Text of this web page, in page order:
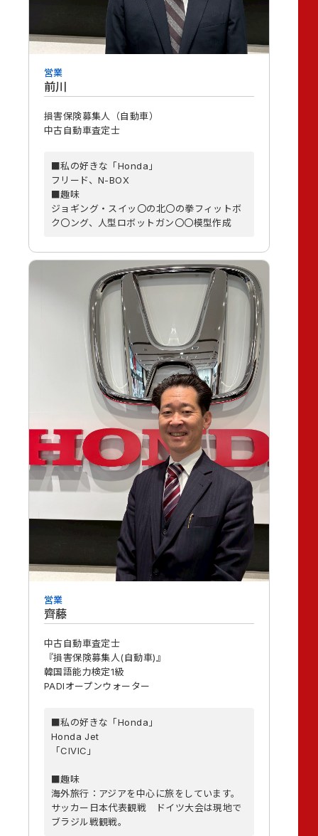
営業
前川
損害保険募集人（自動車）
中古自動車査定士
■私の好きな「Honda」
フリード、N-BOX
■趣味
ジョギング・スイッ〇の北〇の拳フィットボ
ク〇ング、人型ロボットガン〇〇模型作成
営業
齊藤
中古自動車査定士
『損害保険募集人(自動車)』
韓国語能力検定1級
PADIオープンウォーター
■私の好きな「Honda」
Honda Jet
「CIVIC」
■趣味
海外旅行：アジアを中心に旅をしています。
サッカー日本代表観戦 ドイツ大会は現地で
ブラジル戦観戦。